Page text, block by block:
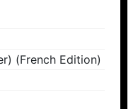
(French Edition)